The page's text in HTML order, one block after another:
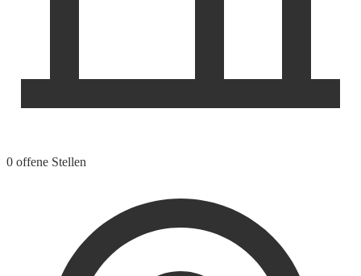
0 offene Stellen